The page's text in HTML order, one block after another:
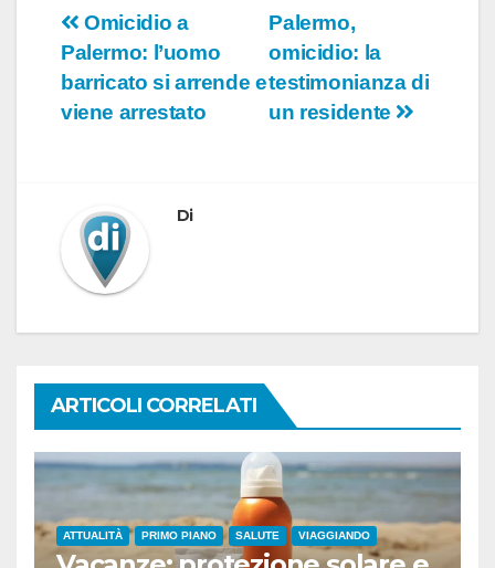
Navigazione
articoli
Palermo,
omicidio: la
testimonianza di
un residente
Omicidio a
Palermo: l’uomo
barricato si arrende e
viene arrestato
Di
ARTICOLI CORRELATI
ATTUALITÀ PRIMO PIANO SALUTE VIAGGIANDO